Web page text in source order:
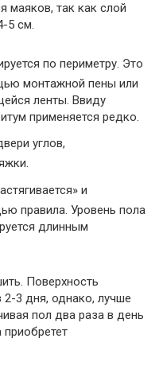
маяков, так как слой
5 см.
по периметру. Это
монтажной пены или
ленты. Ввиду
применяется редко.
углов,
и
правила. Уровень пола
длинным
Поверхность
3 дня, однако, лучше
пол два раза в день